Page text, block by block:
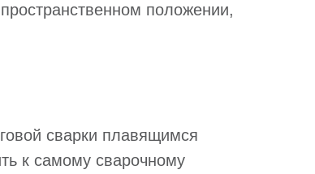
положении,
сварки плавящимся
к самому сварочному